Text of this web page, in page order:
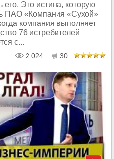
его. Это истина, которую
ПАО «Компания «Сухой»
компания выполняет
76 истребителей
с...
2 024 30